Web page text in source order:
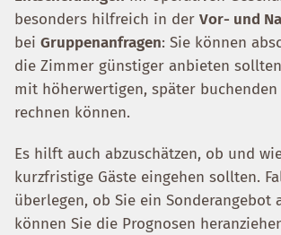
besonders hilfreich in der Vor- und
bei Gruppenanfragen: Sie können
die Zimmer günstiger anbieten
mit höherwertigen, später buchenden
rechnen können.
Es hilft auch abzuschätzen, ob und
kurzfristige Gäste eingehen sollten.
überlegen, ob Sie ein Sonderangebot
können Sie die Prognosen